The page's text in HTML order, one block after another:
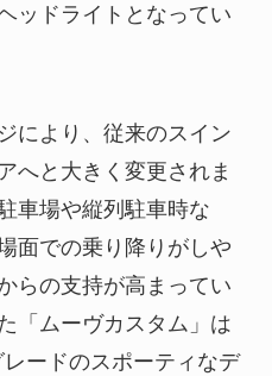
ッドライトとなってい
により、従来のスイン
へと大きく変更されま
車場や縦列駐車時な
面での乗り降りがしや
らの支持が高まってい
「ムーヴカスタム」は
ードのスポーティなデ